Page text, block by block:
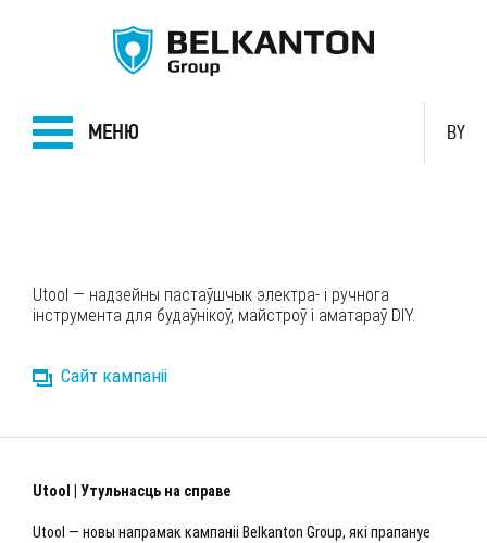
BY
МЕНЮ
Utool — надзейны пастаўшчык электра- і ручнога
інструмента для будаўнікоў, майстроў і аматараў DIY.
Сайт кампаніі
Utool | Утульнасць на справе
Utool — новы напрамак кампаніі Belkanton Group, які прапануе